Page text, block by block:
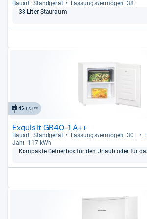
Bau­art: Stand­ge­rät
Fas­sungs­ver­mö­gen: 38 l
38 Liter Stau­raum
42€/J.**
Exquisit GB40-1 A++
Bau­art: Stand­ge­rät Fas­sungs­ver­mö­gen: 30 l
Jahr: 117 kWh
Kom­pakte Gefrier­box für den Urlaub oder für